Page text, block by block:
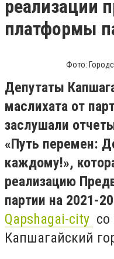
реализации
платформы
Фото:
Депутаты
маслихата от
заслушали
«Путь перемен:
каждому!»,
реализацию
партии на 2021-
Qapshagai-city
Капшагайский